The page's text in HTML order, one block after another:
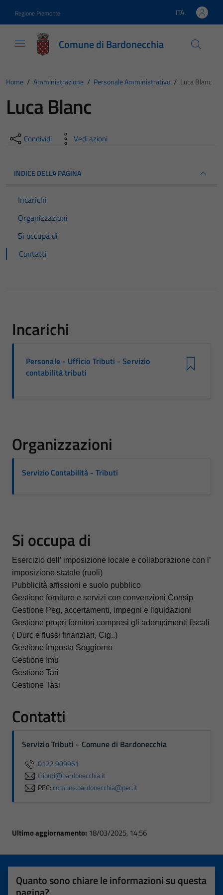
Regione Piemonte Lingua attiva:
ITA
Comune di Bardonecchia
Home / Amministrazione / Personale Amministrativo / Luca Blanc
Luca Blanc
Condividi Vedi azioni
INDICE DELLA PAGINA
Incarichi
Organizzazioni
Si occupa di
Contatti
Incarichi
Personale - Ufficio Tributi - Servizio
contabilità tributi
Organizzazioni
Servizio Contabilità - Tributi
Si occupa di
Esercizio dell’ imposizione locale e collaborazione con l’
imposizione statale (ruoli)
Pubblicità affissioni e suolo pubblico
Gestione forniture e servizi con convenzioni Consip
Gestione Peg, accertamenti, impegni e liquidazioni
Gestione propri fornitori compresi gli adempimenti fiscali
( Durc e flussi finanziari, Cig..)
Gestione Imposta Soggiorno
Gestione Imu
Gestione Tari
Gestione Tasi
Contatti
Servizio Tributi - Comune di Bardonecchia
0122 909961
tributi@bardonecchia.it
PEC:comune.bardonecchia@pec.it
Ultimo aggiornamento: 18/03/2025, 14:56
Quanto sono chiare le informazioni su questa